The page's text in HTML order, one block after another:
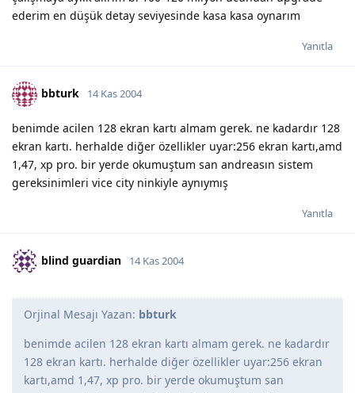
ederim en düşük detay seviyesinde kasa kasa oynarım
Yanıtla
bbturk 14 Kas 2004
benimde acilen 128 ekran kartı almam gerek. ne kadardır 128
ekran kartı. herhalde diğer özellikler uyar:256 ekran kartı,amd
1,47, xp pro. bir yerde okumuştum san andreasın sistem
gereksinimleri vice city ninkiyle aynıymış
Yanıtla
blind guardian 14 Kas 2004
Orjinal Mesajı Yazan: bbturk
benimde acilen 128 ekran kartı almam gerek. ne kadardır
128 ekran kartı. herhalde diğer özellikler uyar:256 ekran
kartı,amd 1,47, xp pro. bir yerde okumuştum san